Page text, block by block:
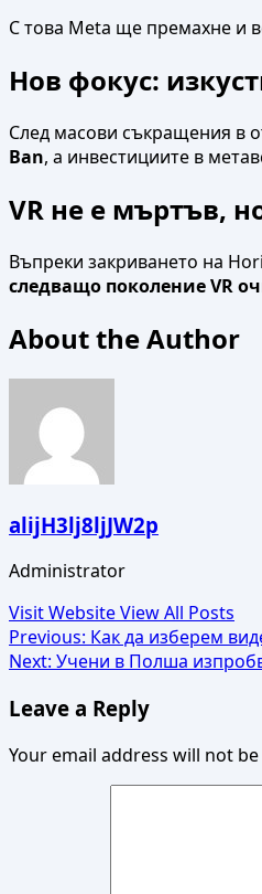
С това Meta ще премахне и
Нов фокус:
След масови съкращения в
Ban, а инвестициите в
VR не е мъртъв,
Въпреки закриването на
следващо поколение VR
About the Author
alijH3lj8ljJW2p
Administrator
Visit WebsiteView All Posts
Post
navigation
Previous: Как да изберем
Next: Учени в Полша
Leave a Reply
Your email address will not